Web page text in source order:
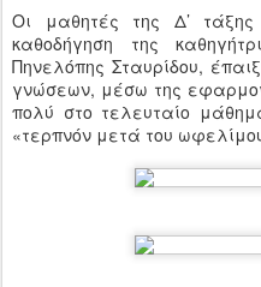
Οι μαθητές της Δ’
καθοδήγηση της
Πηνελόπης Σταυρίδου,
γνώσεων, μέσω της
πολύ στο τελευταίο
«τερπνόν μετά του